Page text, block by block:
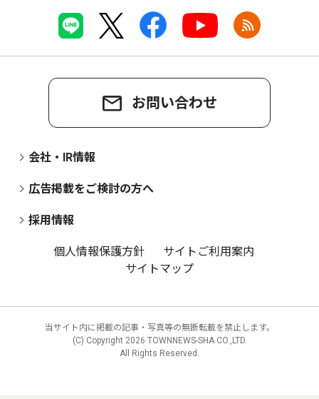
お問い合わせ
会社・IR情報
広告掲載をご検討の方へ
採用情報
個人情報保護方針
サイトご利用案内
サイトマップ
当サイト内に掲載の記事・写真等の無断転載を禁止します。
(C) Copyright 2026 TOWNNEWS-SHA CO.,LTD.
All Rights Reserved.